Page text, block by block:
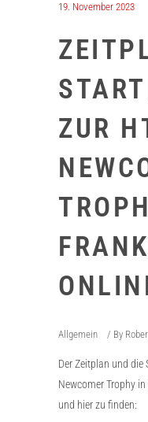
19. November 2023
ZUR
Allgemein By
Der Zeitplan und die
Newcomer Trophy
und hier zu finden: